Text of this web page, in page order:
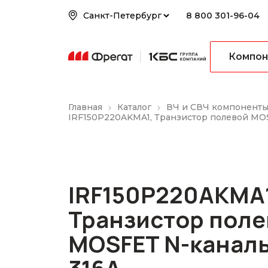
8 800 301-96-04
Главная Каталог
ВЧ и СВЧ компоненты
IRF150P220AKMA1, Транзистор полевой
Транзистор
MOSFET N-